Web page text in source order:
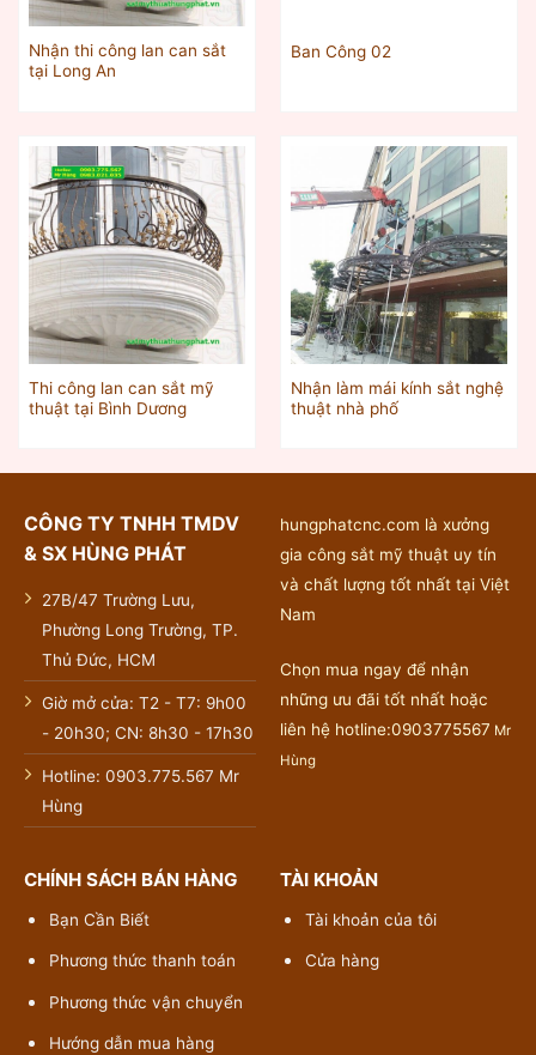
Nhận thi công lan can sắt
tại Long An
Ban Công 02
Thi công lan can sắt mỹ
thuật tại Bình Dương
Nhận làm mái kính sắt nghệ
thuật nhà phố
CÔNG TY TNHH TMDV
& SX HÙNG PHÁT
27B/47 Trường Lưu,
Phường Long Trường, TP.
Thủ Đức, HCM
Giờ mở cửa: T2 - T7: 9h00
- 20h30; CN: 8h30 - 17h30
Hotline: 0903.775.567 Mr
Hùng
hungphatcnc.com là xưởng
gia công sắt mỹ thuật uy tín
và chất lượng tốt nhất tại Việt
Nam
Chọn mua ngay để nhận
những ưu đãi tốt nhất hoặc
liên hệ hotline:0903775567 Mr
Hùng
CHÍNH SÁCH BÁN HÀNG
Bạn Cần Biết
Phương thức thanh toán
Phương thức vận chuyển
Hướng dẫn mua hàng
TÀI KHOẢN
Tài khoản của tôi
Cửa hàng